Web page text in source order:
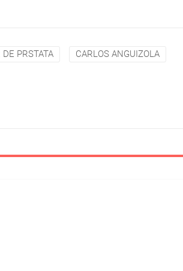
PRSTATA CARLOS ANGUIZOLA